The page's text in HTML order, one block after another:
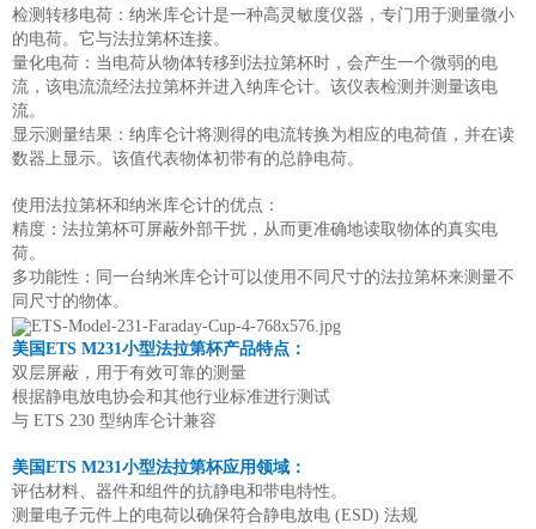
检测转移电荷：纳米库仑计是一种高灵敏度仪器，专门用于测量微小
的电荷。它与法拉第杯连接。
量化电荷：当电荷从物体转移到法拉第杯时，会产生一个微弱的电
流，该电流流经法拉第杯并进入纳库仑计。该仪表检测并测量该电
流。
显示测量结果：纳库仑计将测得的电流转换为相应的电荷值，并在读
数器上显示。该值代表物体初带有的总静电荷。
使用法拉第杯和纳米库仑计的优点：
精度：法拉第杯可屏蔽外部干扰，从而更准确地读取物体的真实电
荷。
多功能性：同一台纳米库仑计可以使用不同尺寸的法拉第杯来测量不
同尺寸的物体。
美国ETS M231小型法拉第杯产品特点：
双层屏蔽，用于有效可靠的测量
根据静电放电协会和其他行业标准进行测试
与 ETS 230 型纳库仑计兼容
美国ETS M231小型法拉第杯应用领域：
评估材料、器件和组件的抗静电和带电特性。
测量电子元件上的电荷以确保符合静电放电 (ESD) 法规